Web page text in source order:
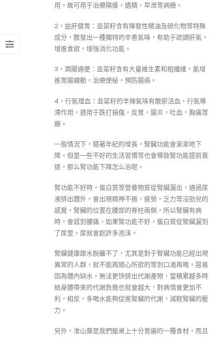
用，故可用于治療陽痿，遺精，早泄等病癥。
2，益肝健胃：韭菜籽含有揮發性精油及硫化物等特殊
成分，散發出一種獨特的辛香氣味，有助于疏調肝氣，
增進食欲，增強消化功能。
3，潤腸通便：韭菜籽含有大量維生素和粗纖維，能增
進胃腸蠕動，治療便秘，預防腸癌。
4，行氣理血：韭菜籽的辛辣氣味有散瘀活血，行氣導
滯作用，適用于跌打損傷，反胃，腸炎，吐血，胸痛等
癥。
一般情況下，隨著年紀的增長，腎臟功能會漸漸地下
降，但是一些不好的生活習慣等也會導致腎功能提前衰
退，那么腎功能下降怎么治呢。
腎功能不好時，蛋白質等營養物質從腎臟漏出，通過尿
液排出體外，會出現精神不振，疲勞，乏力等沒勁兒的
感覺，腎臟的位置在腰部的脊柱兩側，所以腎臟有病
時，會感到腰痛，如果腎功能不好，蛋白質從腎臟漏到
了尿里，尿就會起許多泡沫。
腎臟健康跟水脫離不了，尤其是對于腎臟功能已經出現
異常的人群，就不能再隨心所欲的等到口渴再喝，容易
因為體內缺水，無法更快排出代謝產物，當積累越多時
給身體帶來的代謝負擔也就會越大，對病情會更加不
利，相反，多喝水能夠促進腎臟的代謝，減輕腎臟的壓
力。
另外，淮山藥是我們飯桌上十分普遍的一種食材，而且